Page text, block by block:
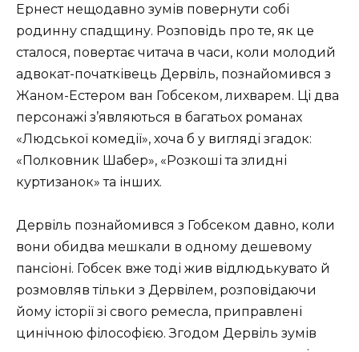
Ернест нещодавно зумів повернути собі
родинну спадщину. Розповідь про те, як це
сталося, повертає читача в часи, коли молодий
адвокат-початківець Дервіль, познайомився з
Жаном-Естером ван Гобсеком, лихварем. Ці два
персонажі з’являються в багатьох романах
«Людської комедії», хоча б у вигляді згадок:
«Полковник Шабер», «Розкоші та злидні
куртизанок» та інших.
Дервіль познайомився з Гобсеком давно, коли
вони обидва мешкали в одному дешевому
пансіоні. Гобсек вже тоді жив відлюдькувато й
розмовляв тільки з Дервілем, розповідаючи
йому історії зі свого ремесла, приправлені
цинічною філософією. Згодом Дервіль зумів